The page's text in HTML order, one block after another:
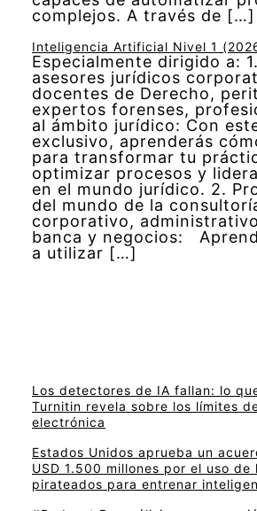
complejos. A través de […]
Inteligencia Artificial Nivel 1
Especialmente dirigido a:
asesores jurídicos
docentes de Derecho,
expertos forenses,
al ámbito jurídico: Con
exclusivo, aprenderás
para transformar tu
optimizar procesos y
en el mundo jurídico. 2.
del mundo de la
corporativo,
banca y negocios:
a utilizar […]
Los detectores de IA fallan: lo
Turnitin revela sobre los límites
electrónica
Estados Unidos aprueba un
USD 1.500 millones por el uso de
pirateados para entrenar